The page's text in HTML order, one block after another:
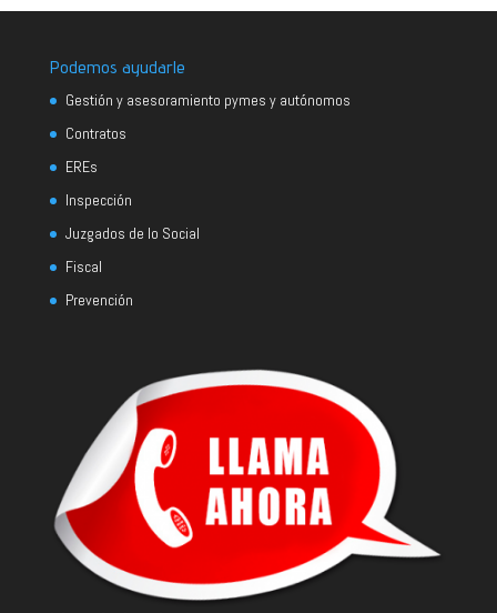
Podemos ayudarle
Gestión y asesoramiento pymes y autónomos
Contratos
EREs
Inspección
Juzgados de lo Social
Fiscal
Prevención